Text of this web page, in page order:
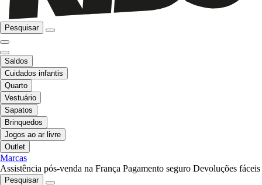
Pesquisar
Saldos
Cuidados infantis
Quarto
Vestuário
Sapatos
Brinquedos
Jogos ao ar livre
Outlet
Marcas
Assistência pós-venda na França Pagamento seguro Devoluções fáceis
Pesquisar